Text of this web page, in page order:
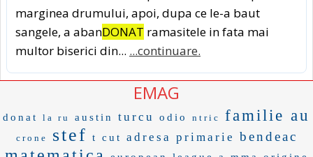
marginea drumului, apoi, dupa ce le-a baut
sangele, a abanDONAT ramasitele in fata mai
multor biserici din... ...continuare.
EMAG
donat la ru austin turcu odio ntric familie au
crone stef t cut adresa primarie bendeac